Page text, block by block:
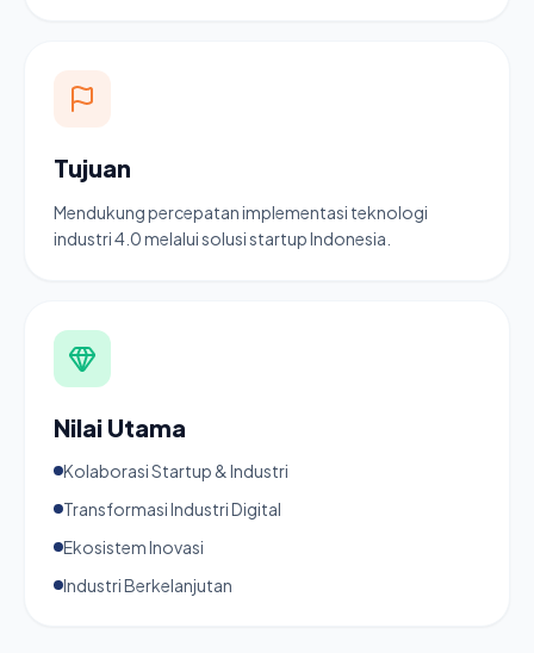
Tujuan
Mendukung percepatan implementasi teknologi
industri 4.0 melalui solusi startup Indonesia.
Nilai Utama
Kolaborasi Startup & Industri
Transformasi Industri Digital
Ekosistem Inovasi
Industri Berkelanjutan